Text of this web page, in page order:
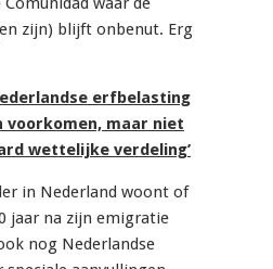
zijn) blijft onbenut. Erg
erfbelasting
voorkomen, maar niet
wettelijke verdeling’
in Nederland woont of
jaar na zijn emigratie
nog Nederlandse